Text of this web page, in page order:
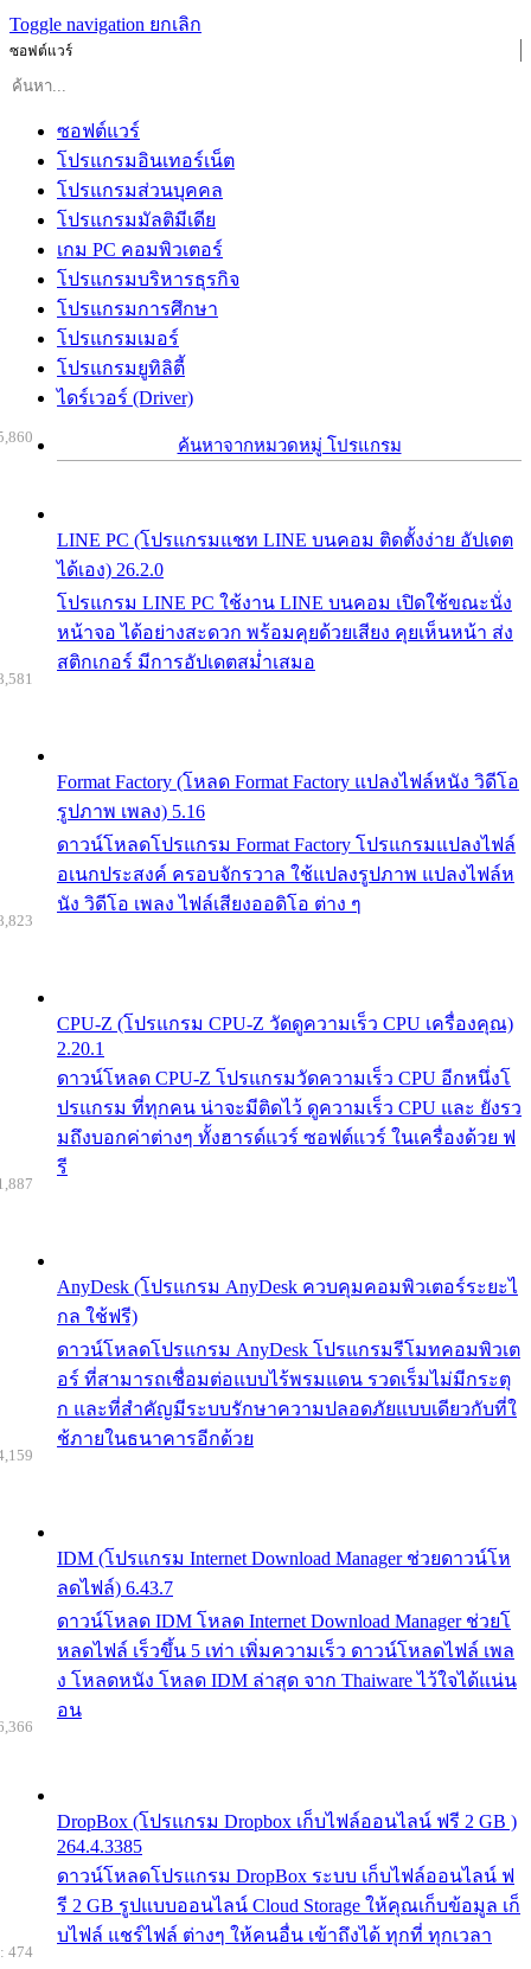
Toggle navigation ยกเลิก
ซอฟต์แวร์
ซอฟต์แวร์
โปรแกรมอินเทอร์เน็ต
โปรแกรมส่วนบุคคล
โปรแกรมมัลติมีเดีย
เกม PC คอมพิวเตอร์
โปรแกรมบริหารธุรกิจ
โปรแกรมการศึกษา
โปรแกรมเมอร์
โปรแกรมยูทิลิตี้
ไดร์เวอร์ (Driver)
ค้นหาจากหมวดหมู่ โปรแกรม
LINE PC (โปรแกรมแชท LINE บนคอม ติดตั้งง่าย อัปเดต
ได้เอง) 26.2.0
โปรแกรม LINE PC ใช้งาน LINE บนคอม เปิดใช้ขณะนั่ง
หน้าจอ ได้อย่างสะดวก พร้อมคุยด้วยเสียง คุยเห็นหน้า ส่ง
สติกเกอร์ มีการอัปเดตสม่ำเสมอ
Format Factory (โหลด Format Factory แปลงไฟล์หนัง วิดีโอ
รูปภาพ เพลง) 5.16
ดาวน์โหลดโปรแกรม Format Factory โปรแกรมแปลงไฟล์
อเนกประสงค์ ครอบจักรวาล ใช้แปลงรูปภาพ แปลงไฟล์ห
นัง วิดีโอ เพลง ไฟล์เสียงออดิโอ ต่าง ๆ
CPU-Z (โปรแกรม CPU-Z วัดดูความเร็ว CPU เครื่องคุณ)
2.20.1
ดาวน์โหลด CPU-Z โปรแกรมวัดความเร็ว CPU อีกหนึ่งโ
ปรแกรม ที่ทุกคน น่าจะมีติดไว้ ดูความเร็ว CPU และ ยังรว
มถึงบอกค่าต่างๆ ทั้งฮารด์แวร์ ซอฟต์แวร์ ในเครื่องด้วย ฟ
รี
AnyDesk (โปรแกรม AnyDesk ควบคุมคอมพิวเตอร์ระยะไ
กล ใช้ฟรี)
ดาวน์โหลดโปรแกรม AnyDesk โปรแกรมรีโมทคอมพิวเต
อร์ ที่สามารถเชื่อมต่อแบบไร้พรมแดน รวดเร็มไม่มีกระตุ
ก และที่สำคัญมีระบบรักษาความปลอดภัยแบบเดียวกับที่ใ
ช้ภายในธนาคารอีกด้วย
IDM (โปรแกรม Internet Download Manager ช่วยดาวน์โห
ลดไฟล์) 6.43.7
ดาวน์โหลด IDM โหลด Internet Download Manager ช่วยโ
หลดไฟล์ เร็วขึ้น 5 เท่า เพิ่มความเร็ว ดาวน์โหลดไฟล์ เพล
ง โหลดหนัง โหลด IDM ล่าสุด จาก Thaiware ไว้ใจได้แน่น
อน
DropBox (โปรแกรม Dropbox เก็บไฟล์ออนไลน์ ฟรี 2 GB )
264.4.3385
ดาวน์โหลดโปรแกรม DropBox ระบบ เก็บไฟล์ออนไลน์ ฟ
รี 2 GB รูปแบบออนไลน์ Cloud Storage ให้คุณเก็บข้อมูล เก็
บไฟล์ แชร์ไฟล์ ต่างๆ ให้คนอื่น เข้าถึงได้ ทุกที่ ทุกเวลา
474